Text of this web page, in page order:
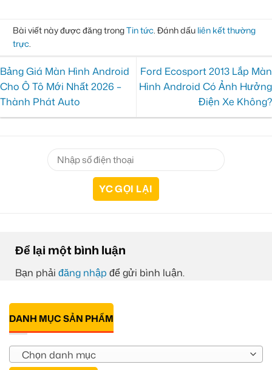
Bài viết này được đăng trongTin tức . Đánh dấu liên kết thường
trực
Bảng Giá Màn Hình Android
Cho Ô Tô Mới Nhất 2026 –
Thành Phát Auto
Ford Ecosport 2013 Lắp Màn
Hình Android Có Ảnh Hưởng
Điện Xe Không?
Để lại một bình luận
Bạn phải đăng nhập để gửi bình luận.
DANH MỤC SẢN PHẨM
Chọn danh mục